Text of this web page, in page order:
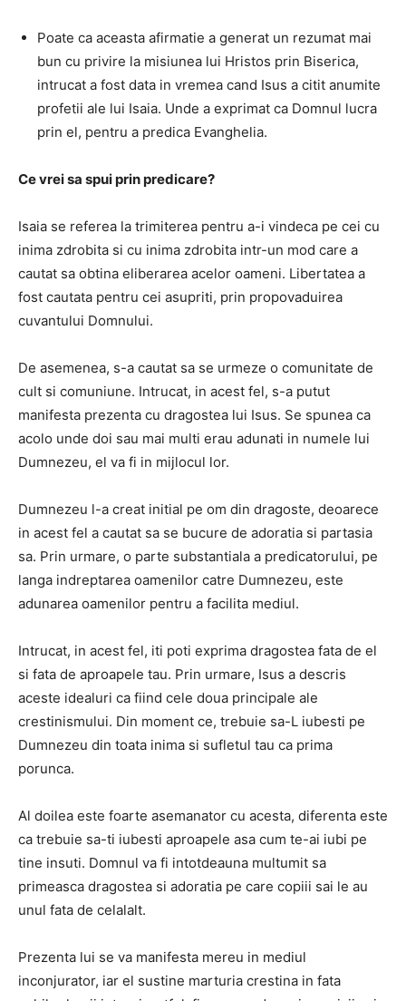
Poate ca aceasta afirmatie a generat un rezumat mai
bun cu privire la misiunea lui Hristos prin Biserica,
intrucat a fost data in vremea cand Isus a citit anumite
profetii ale lui Isaia. Unde a exprimat ca Domnul lucra
prin el, pentru a predica Evanghelia.
Ce vrei sa spui prin predicare?
Isaia se referea la trimiterea pentru a-i vindeca pe cei cu
inima zdrobita si cu inima zdrobita intr-un mod care a
cautat sa obtina eliberarea acelor oameni. Libertatea a
fost cautata pentru cei asupriti, prin propovaduirea
cuvantului Domnului.
De asemenea, s-a cautat sa se urmeze o comunitate de
cult si comuniune. Intrucat, in acest fel, s-a putut
manifesta prezenta cu dragostea lui Isus. Se spunea ca
acolo unde doi sau mai multi erau adunati in numele lui
Dumnezeu, el va fi in mijlocul lor.
Dumnezeu l-a creat initial pe om din dragoste, deoarece
in acest fel a cautat sa se bucure de adoratia si partasia
sa. Prin urmare, o parte substantiala a predicatorului, pe
langa indreptarea oamenilor catre Dumnezeu, este
adunarea oamenilor pentru a facilita mediul.
Intrucat, in acest fel, iti poti exprima dragostea fata de el
si fata de aproapele tau. Prin urmare, Isus a descris
aceste idealuri ca fiind cele doua principale ale
crestinismului. Din moment ce, trebuie sa-L iubesti pe
Dumnezeu din toata inima si sufletul tau ca prima
porunca.
Al doilea este foarte asemanator cu acesta, diferenta este
ca trebuie sa-ti iubesti aproapele asa cum te-ai iubi pe
tine insuti. Domnul va fi intotdeauna multumit sa
primeasca dragostea si adoratia pe care copiii sai le au
unul fata de celalalt.
Prezenta lui se va manifesta mereu in mediul
inconjurator, iar el sustine marturia crestina in fata